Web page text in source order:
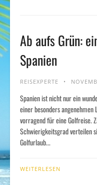
Ab aufs Grün:
Spanien
REISEXPERTE
Spanien ist nicht nur ein
einer be­son­ders
vor­ragend für eine Golf­reise.
Schwierigkeits­grad verteilen
Golfurlaub...
WEITERLESEN